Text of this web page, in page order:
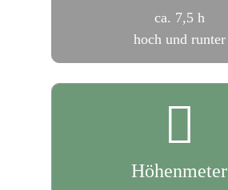
ca. 7,5 h
hoch und runter
Höhenmeter